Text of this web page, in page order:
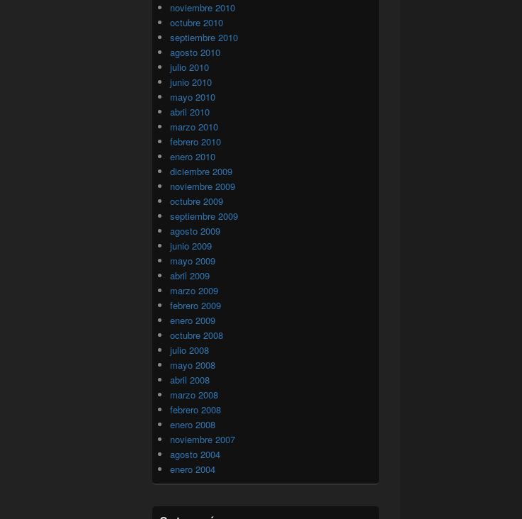
noviembre 2010
octubre 2010
septiembre 2010
agosto 2010
julio 2010
junio 2010
mayo 2010
abril 2010
marzo 2010
febrero 2010
enero 2010
diciembre 2009
noviembre 2009
octubre 2009
septiembre 2009
agosto 2009
junio 2009
mayo 2009
abril 2009
marzo 2009
febrero 2009
enero 2009
octubre 2008
julio 2008
mayo 2008
abril 2008
marzo 2008
febrero 2008
enero 2008
noviembre 2007
agosto 2004
enero 2004